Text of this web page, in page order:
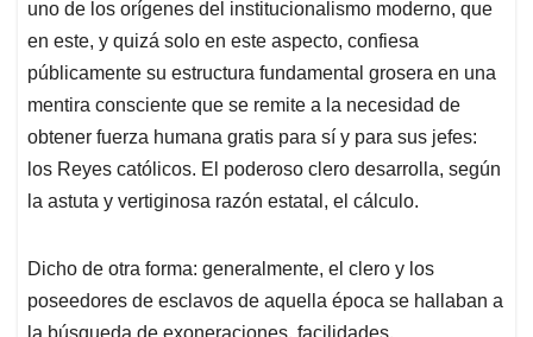
uno de los orígenes del institucionalismo moderno, que
en este, y quizá solo en este aspecto, confiesa
públicamente su estructura fundamental grosera en una
mentira consciente que se remite a la necesidad de
obtener fuerza humana gratis para sí y para sus jefes:
los Reyes católicos. El poderoso clero desarrolla, según
la astuta y vertiginosa razón estatal, el cálculo.
Dicho de otra forma: generalmente, el clero y los
poseedores de esclavos de aquella época se hallaban a
la búsqueda de exoneraciones, facilidades,